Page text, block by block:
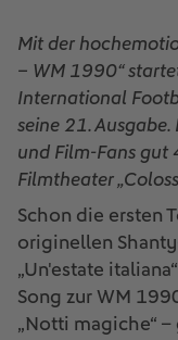
Mit der
– WM 1990“
International
seine 21.
und Film-Fans gut
Filmtheater
Schon die ersten
originellen
„Un'estate
Song zur WM
„Notti magiche“